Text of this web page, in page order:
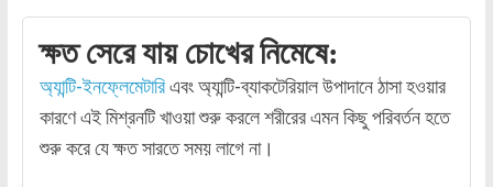
ক্ষত সেরে যায় চোখের নিমেষে:
অ্যান্টি-ইনফ্লেমেটারিএবং অ্যান্টি-ব্যাকটেরিয়াল উপাদানে ঠাসা হওয়ার
কারণে এই মিশ্রনটি খাওয়া শুরু করলে শরীরের এমন কিছু পরিবর্তন হতে
শুরু করে যে ক্ষত সারতে সময় লাগে না।